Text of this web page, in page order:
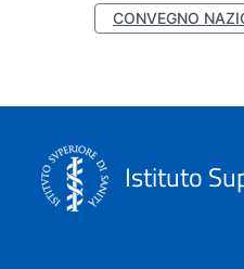
CONVEGNO
Istituto